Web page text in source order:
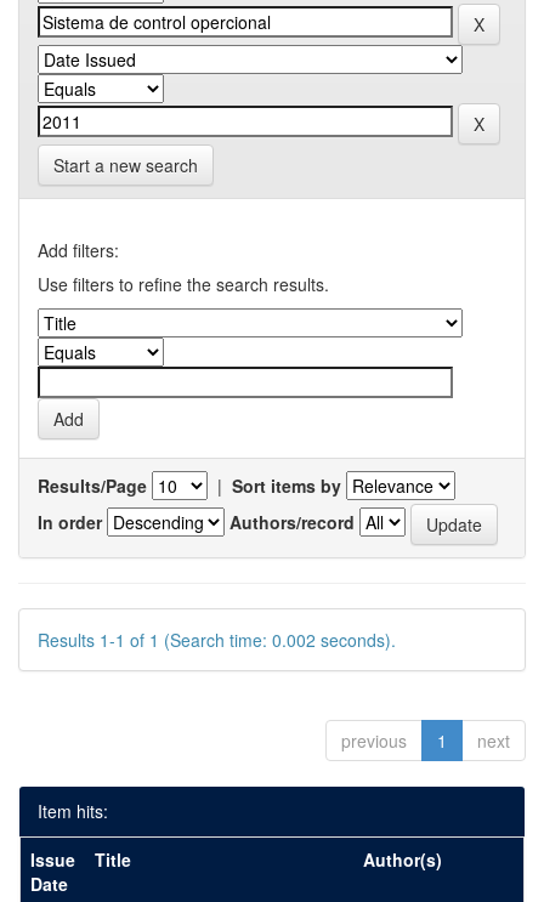
Start a new search
Add filters:
Use filters to refine the search results.
Results/Page | Sort items by
In order
Authors/record
Results 1-1 of 1 (Search time: 0.002 seconds).
previous 1 next
Item hits:
Issue
Date
Title Author(s)